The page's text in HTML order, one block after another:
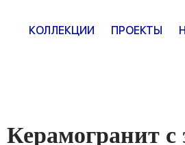
КОЛЛЕКЦИИ ПРОЕКТЫ
Керамогранит